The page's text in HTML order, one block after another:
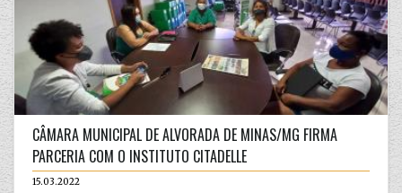
CÂMARA MUNICIPAL DE ALVORADA DE MINAS/MG FIRMA
PARCERIA COM O INSTITUTO CITADELLE
15.03.2022